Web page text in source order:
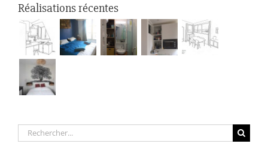
Réalisations récentes
Rechercher: